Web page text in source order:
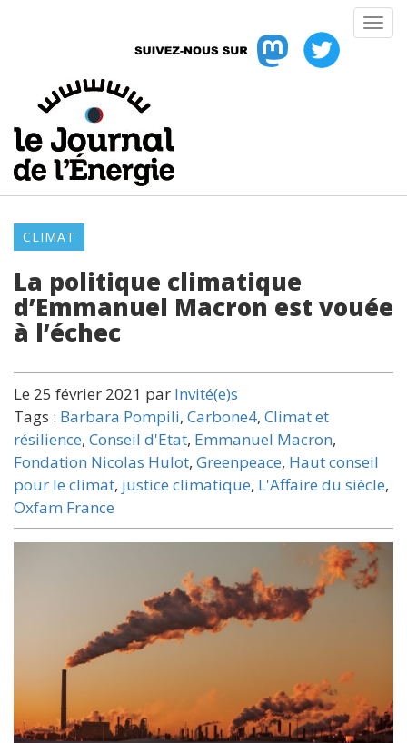
CLIMAT
La politique climatique
d’Emmanuel Macron est vouée
à l’échec
Le 25 février 2021 par Invité(e)s
Tags : Barbara Pompili, Carbone4, Climat et
résilience, Conseil d'Etat, Emmanuel Macron,
Fondation Nicolas Hulot, Greenpeace, Haut conseil
pour le climat, justice climatique, L'Affaire du siècle,
Oxfam France